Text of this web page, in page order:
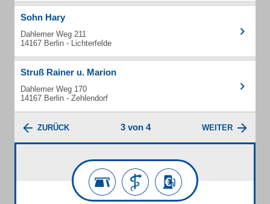
Sohn Hary
Dahlemer Weg 211
14167 Berlin - Lichterfelde
Struß Rainer u. Marion
Dahlemer Weg 170
14167 Berlin - Zehlendorf
ZURÜCK 3 von 4 WEITER